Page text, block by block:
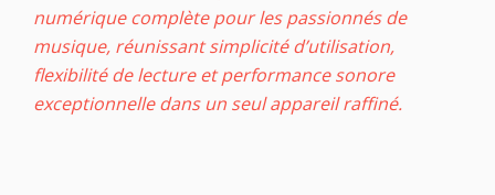
numérique complète pour les passionnés de
musique, réunissant simplicité d’utilisation,
flexibilité de lecture et performance sonore
exceptionnelle dans un seul appareil raffiné.